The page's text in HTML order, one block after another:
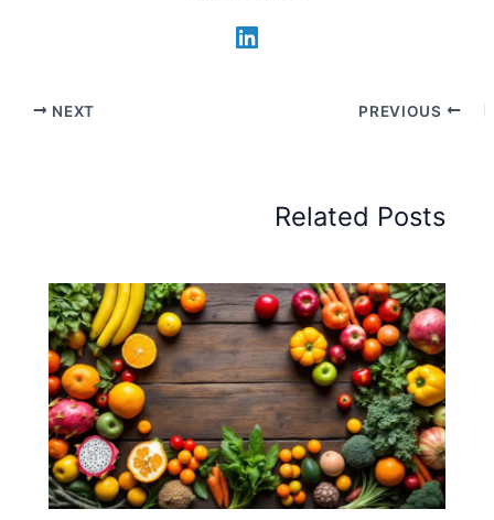
NEXT
Related Posts